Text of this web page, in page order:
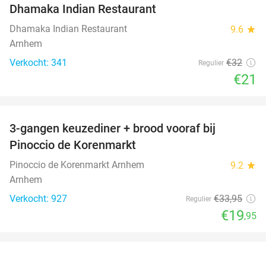
Dhamaka Indian Restaurant
Dhamaka Indian Restaurant 9.6 star
Arnhem
Verkocht: 341
Regulier €32
€21
3-gangen keuzediner + brood vooraf bij
Pinoccio de Korenmarkt
Pinoccio de Korenmarkt Arnhem 9.2 star
Arnhem
Verkocht: 927
Regulier €33,95
€19,95